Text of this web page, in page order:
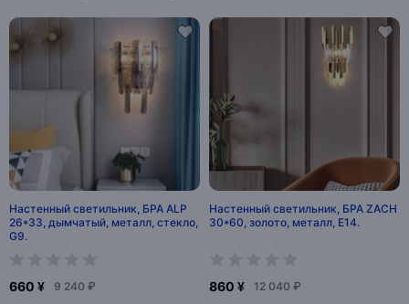
Настенный светильник, БРА ALP
26*33, дымчатый, металл, стекло,
G9.
660 ¥ 9 240 ₽
Настенный светильник, БРА ZACH
30*60, золото, металл, Е14.
860 ¥ 12 040 ₽